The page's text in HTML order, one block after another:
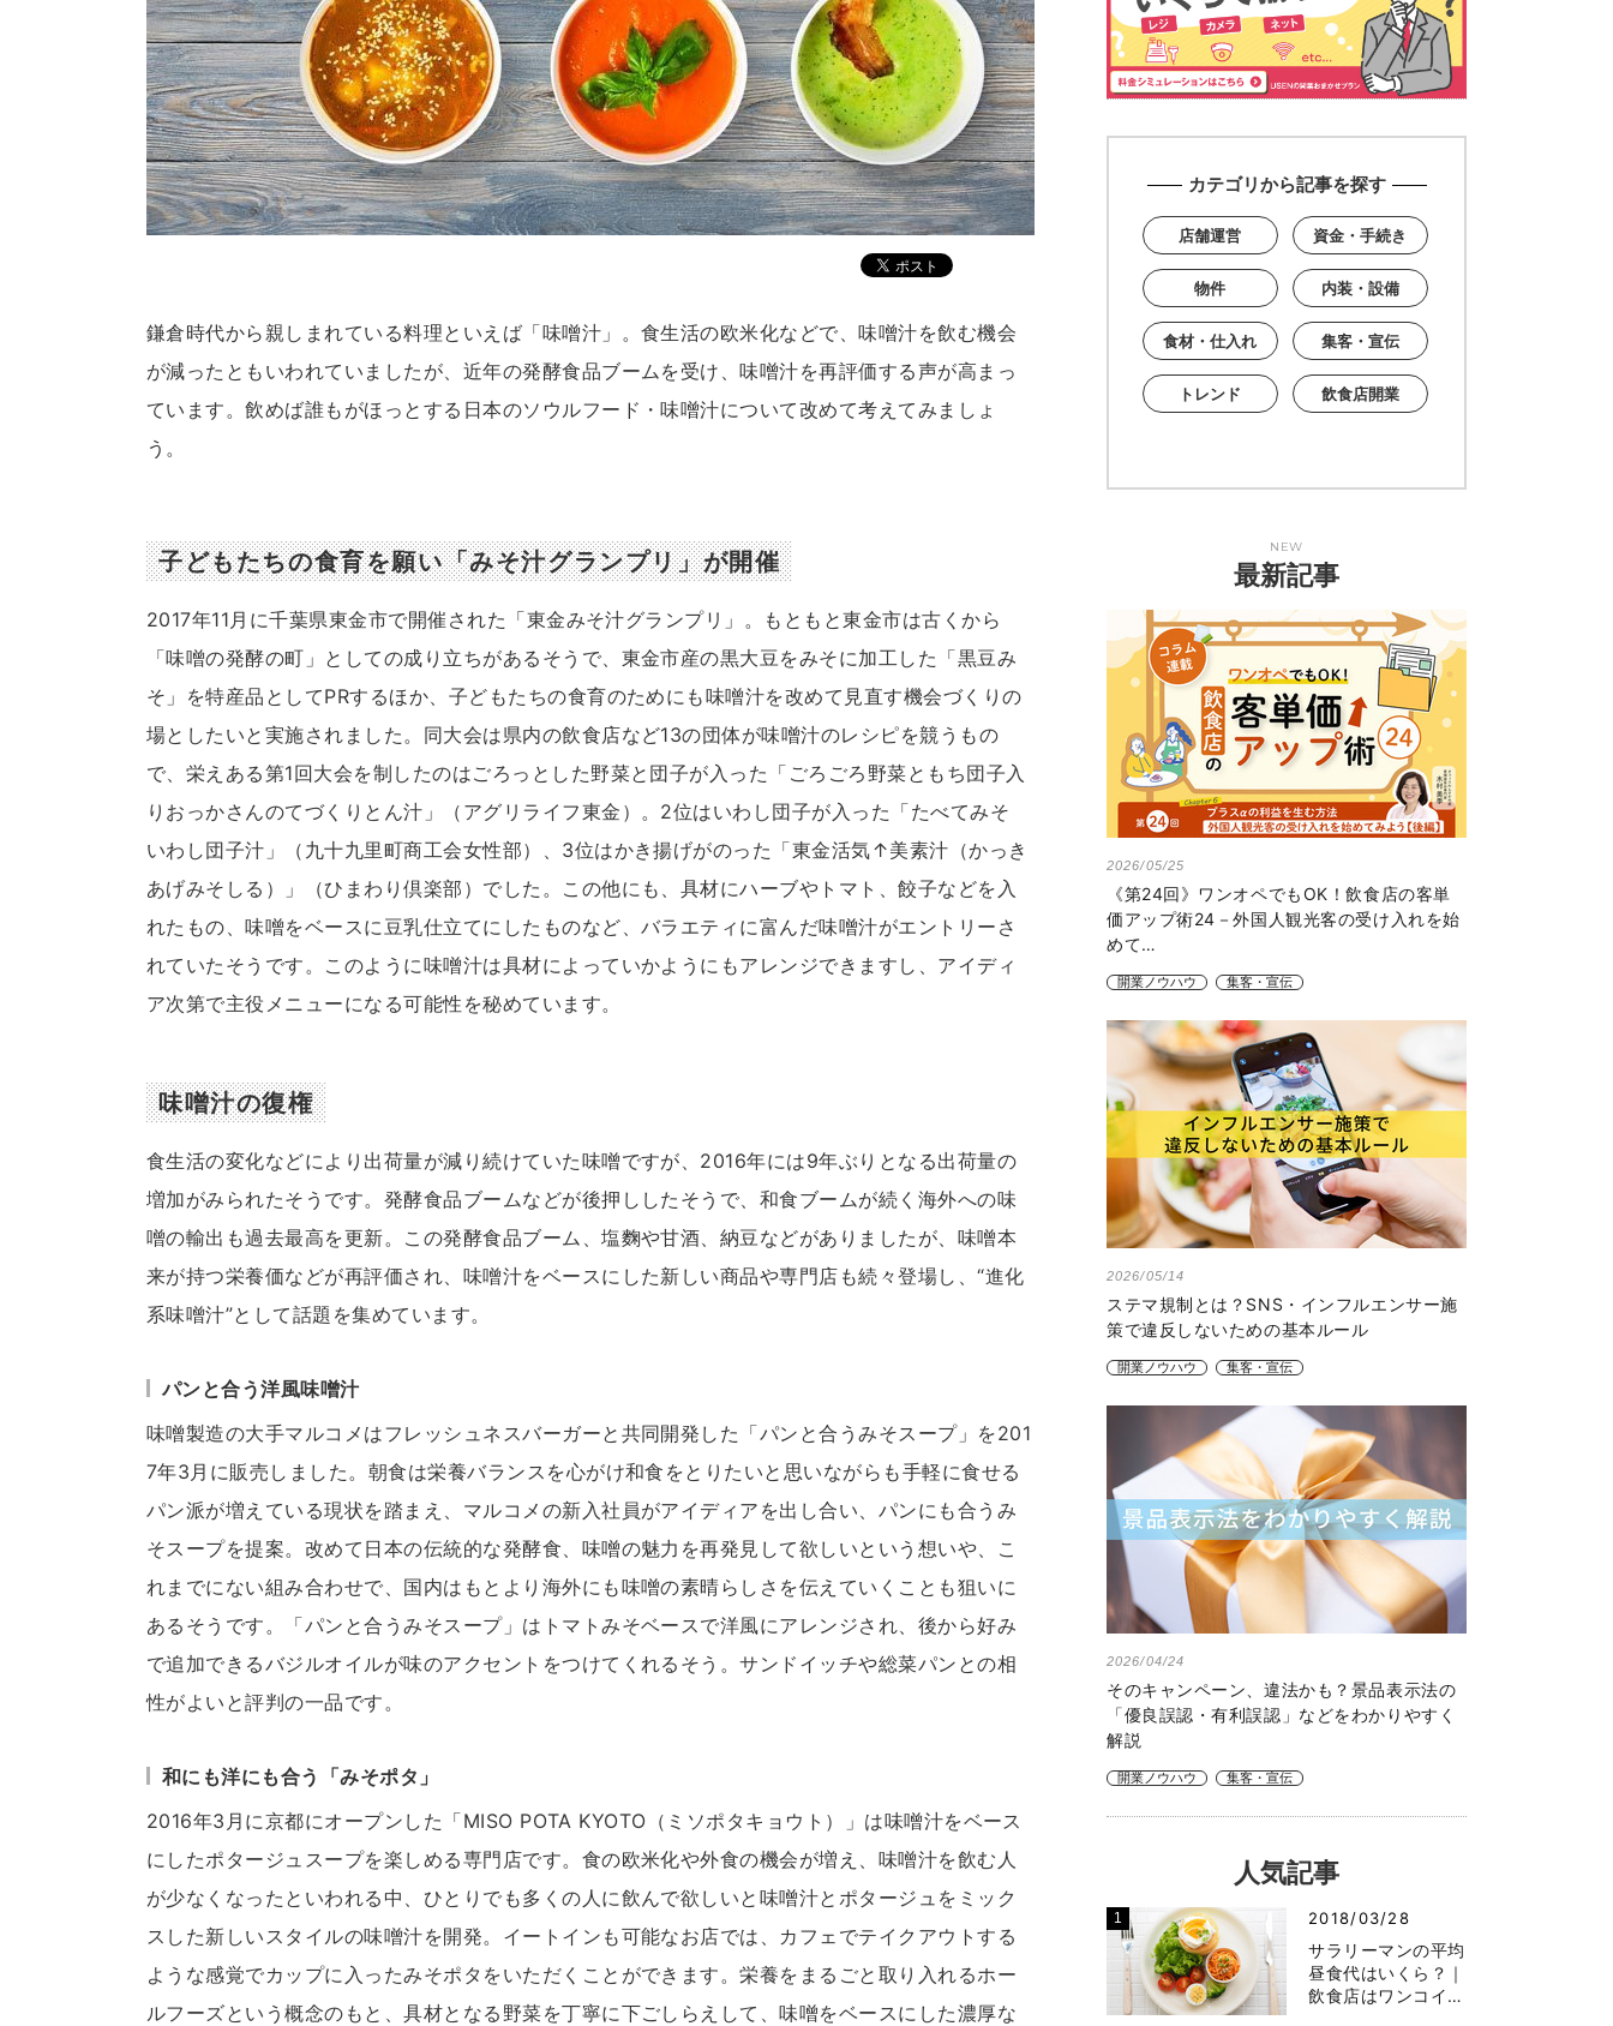
鎌倉時代から親しまれている料理といえば「味噌汁」。食生活の欧米化などで、味噌汁を飲む機会
が減ったともいわれていましたが、近年の発酵食品ブームを受け、味噌汁を再評価する声が高まっ
ています。飲めば誰もがほっとする日本のソウルフード・味噌汁について改めて考えてみましょ
う。
子どもたちの食育を願い「みそ汁グランプリ」が開催
2017年11月に千葉県東金市で開催された「東金みそ汁グランプリ」。もともと東金市は古くから
「味噌の発酵の町」としての成り立ちがあるそうで、東金市産の黒大豆をみそに加工した「黒豆み
そ」を特産品としてPRするほか、子どもたちの食育のためにも味噌汁を改めて見直す機会づくりの
場としたいと実施されました。同大会は県内の飲食店など13の団体が味噌汁のレシピを競うもの
で、栄えある第1回大会を制したのはごろっとした野菜と団子が入った「ごろごろ野菜ともち団子入
りおっかさんのてづくりとん汁」（アグリライフ東金）。2位はいわし団子が入った「たべてみそ
いわし団子汁」（九十九里町商工会女性部）、3位はかき揚げがのった「東金活気↑美素汁（かっき
あげみそしる）」（ひまわり倶楽部）でした。この他にも、具材にハーブやトマト、餃子などを入
れたもの、味噌をベースに豆乳仕立てにしたものなど、バラエティに富んだ味噌汁がエントリーさ
れていたそうです。このように味噌汁は具材によっていかようにもアレンジできますし、アイディ
ア次第で主役メニューになる可能性を秘めています。
味噌汁の復権
食生活の変化などにより出荷量が減り続けていた味噌ですが、2016年には9年ぶりとなる出荷量の
増加がみられたそうです。発酵食品ブームなどが後押ししたそうで、和食ブームが続く海外への味
噌の輸出も過去最高を更新。この発酵食品ブーム、塩麴や甘酒、納豆などがありましたが、味噌本
来が持つ栄養価などが再評価され、味噌汁をベースにした新しい商品や専門店も続々登場し、“進化
系味噌汁”として話題を集めています。
パンと合う洋風味噌汁
味噌製造の大手マルコメはフレッシュネスバーガーと共同開発した「パンと合うみそスープ」を201
7年3月に販売しました。朝食は栄養バランスを心がけ和食をとりたいと思いながらも手軽に食せる
パン派が増えている現状を踏まえ、マルコメの新入社員がアイディアを出し合い、パンにも合うみ
そスープを提案。改めて日本の伝統的な発酵食、味噌の魅力を再発見して欲しいという想いや、こ
れまでにない組み合わせで、国内はもとより海外にも味噌の素晴らしさを伝えていくことも狙いに
あるそうです。「パンと合うみそスープ」はトマトみそベースで洋風にアレンジされ、後から好み
で追加できるバジルオイルが味のアクセントをつけてくれるそう。サンドイッチや総菜パンとの相
性がよいと評判の一品です。
和にも洋にも合う「みそポタ」
2016年3月に京都にオープンした「MISO POTA KYOTO（ミソポタキョウト）」は味噌汁をベース
にしたポタージュスープを楽しめる専門店です。食の欧米化や外食の機会が増え、味噌汁を飲む人
が少なくなったといわれる中、ひとりでも多くの人に飲んで欲しいと味噌汁とポタージュをミック
スした新しいスタイルの味噌汁を開発。イートインも可能なお店では、カフェでテイクアウトする
ような感覚でカップに入ったみそポタをいただくことができます。栄養をまるごと取り入れるホー
ルフーズという概念のもと、具材となる野菜を丁寧に下ごしらえして、味噌をベースにした濃厚な
カテゴリから記事を探す
店舗運営 資金・手続き
物件 内装・設備
食材・仕入れ 集客・宣伝
トレンド 飲食店開業
NEW
最新記事
2026/05/25
《第24回》ワンオペでもOK！飲食店の客単
価アップ術24－外国人観光客の受け入れを始
めて…
開業ノウハウ 集客・宣伝
2026/05/14
ステマ規制とは？SNS・インフルエンサー施
策で違反しないための基本ルール
開業ノウハウ 集客・宣伝
2026/04/24
そのキャンペーン、違法かも？景品表示法の
「優良誤認・有利誤認」などをわかりやすく
解説
開業ノウハウ 集客・宣伝
人気記事
2018/03/28
サラリーマンの平均
昼食代はいくら？｜
飲食店はワンコイ…